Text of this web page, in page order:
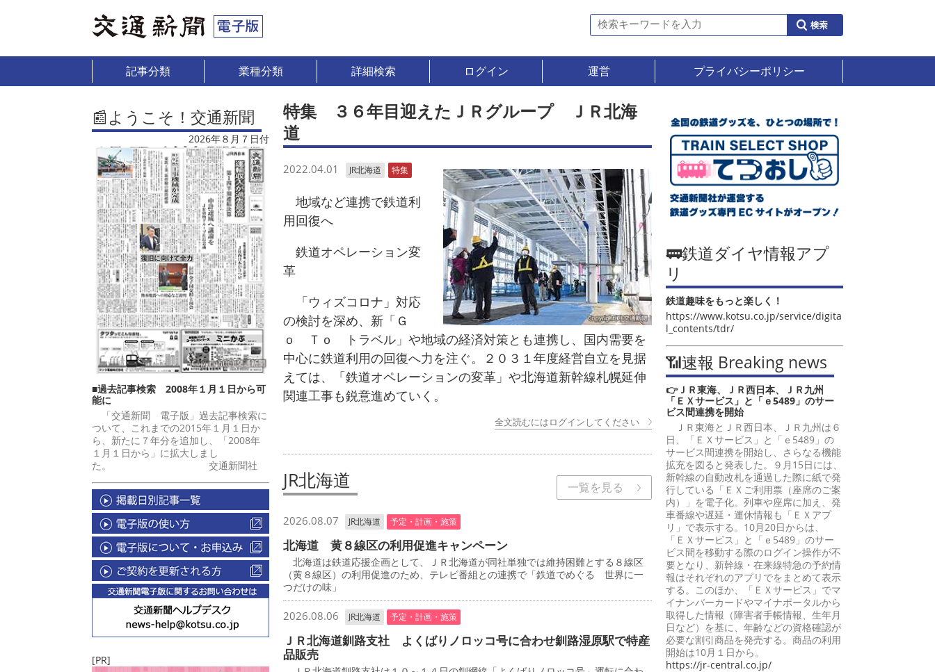
記事分類 業種分類 詳細検索 ログイン 運営 プライバシーポリシー
📰ようこそ！交通新聞
2026年８月７日付
■過去記事検索 2008年１月１日から可
能に
「交通新聞 電子版」過去記事検索に
ついて、これまでの2015年１月１日か
ら、新たに７年分を追加し、「2008年
１月１日から」に拡大しまし
た。 交通新聞社
[PR]
特集 ３６年目迎えたＪＲグループ ＪＲ北海
道
2022.04.01 JR北海道 特集
地域など連携で鉄道利
用回復へ
鉄道オペレーション変
革
「ウィズコロナ」対応
の検討を深め、新「Ｇ
ｏ Ｔｏ トラベル」や地域の経済対策とも連携し、国内需要を
中心に鉄道利用の回復へ力を注ぐ。２０３１年度経営自立を見据
えては、「鉄道オペレーションの変革」や北海道新幹線札幌延伸
関連工事も鋭意進めていく。
全文読むにはログインしてください
JR北海道 一覧を見る
2026.08.07 JR北海道 予定・計画・施策
北海道 黄８線区の利用促進キャンペーン
北海道は鉄道応援企画として、ＪＲ北海道が同社単独では維持困難とする８線区
（黄８線区）の利用促進のため、テレビ番組との連携で「鉄道でめぐる 世界に一
つだけの味」
2026.08.06 JR北海道 予定・計画・施策
ＪＲ北海道釧路支社 よくばりノロッコ号に合わせ釧路湿原駅で特産
品販売
🚃鉄道ダイヤ情報アプ
リ
鉄道趣味をもっと楽しく！
https://www.kotsu.co.jp/service/digita
l_contents/tdr/
📶速報 Breaking news
👉ＪＲ東海、ＪＲ西日本、ＪＲ九州
「ＥＸサービス」と「ｅ5489」のサー
ビス間連携を開始
ＪＲ東海とＪＲ西日本、ＪＲ九州は６
日、「ＥＸサービス」と「ｅ5489」の
サービス間連携を開始し、さらなる機能
拡充を図ると発表した。９月15日には、
新幹線の自動改札を通過した際に紙で発
行している「ＥＸご利用票（座席のご案
内）」を電子化。列車や座席に加え、発
車番線や遅延・運休情報も「ＥＸアプ
リ」で表示する。10月20日からは、
「ＥＸサービス」と「ｅ5489」のサー
ビス間を移動する際のログイン操作が不
要となり、新幹線・在来線特急の予約情
報はそれぞれのアプリでをまとめて表示
する。このほか、「ＥＸサービス」でマ
イナンバーカードやマイナポータルから
取得した情報（障害者手帳情報、生年月
日など）を基に、年齢などの資格確認が
必要な割引商品を発売する。商品の利用
開始は10月１日から。
https://jr-central.co.jp/